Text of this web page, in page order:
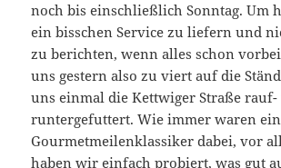
noch bis einschließlich Sonntag. Um
ein bisschen Service zu liefern und
zu berichten, wenn alles schon
uns gestern also zu viert auf die
uns einmal die Kettwiger Straße
runtergefuttert. Wie immer waren
Gourmetmeilenklassiker dabei, vor
haben wir einfach probiert, was gut